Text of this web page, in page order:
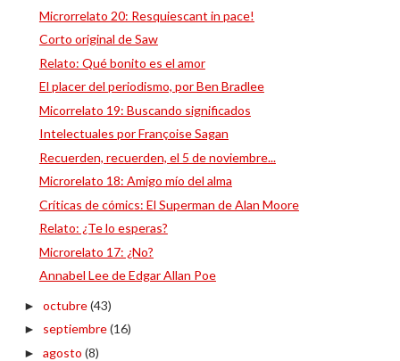
Microrrelato 20: Resquiescant in pace!
Corto original de Saw
Relato: Qué bonito es el amor
El placer del periodismo, por Ben Bradlee
Micorrelato 19: Buscando significados
Intelectuales por Françoise Sagan
Recuerden, recuerden, el 5 de noviembre...
Microrelato 18: Amigo mío del alma
Críticas de cómics: El Superman de Alan Moore
Relato: ¿Te lo esperas?
Microrelato 17: ¿No?
Annabel Lee de Edgar Allan Poe
► octubre(43)
► septiembre(16)
► agosto (8)